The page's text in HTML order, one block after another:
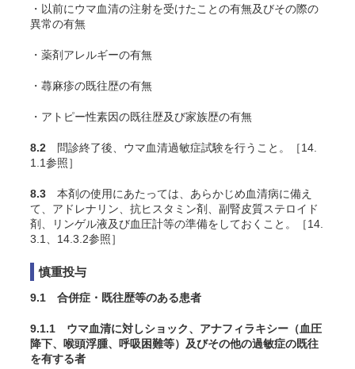
・以前にウマ血清の注射を受けたことの有無及びその際の
異常の有無
・薬剤アレルギーの有無
・蕁麻疹の既往歴の有無
・アトピー性素因の既往歴及び家族歴の有無
8.2 問診終了後、ウマ血清過敏症試験を行うこと 。［14.
1.1参照］
8.3 本剤の使用にあたっては、あらかじめ血清病に備え
て、アドレナリン、抗ヒスタミン剤、副腎皮質ステロイド
剤、リンゲル液及び血圧計等の準備をしておくこと 。［14.
3.1、14.3.2参照］
慎重投与
9.1 合併症・既往歴等のある患者
9.1.1 ウマ血清に対しショック、アナフィラキシー（血圧
降下、喉頭浮腫、呼吸困難等）及びその他の過敏症の既往
を有する者